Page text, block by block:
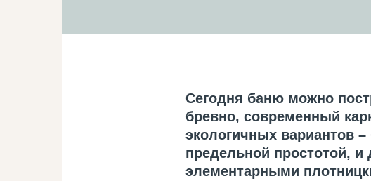
Сегодня баню можно
бревно, современный
экологичных вариантов
предельной простотой,
элементарными